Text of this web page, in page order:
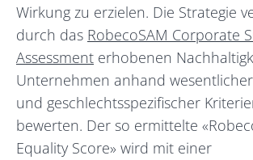
Wirkung zu erzielen. Die Strategie
durch das RobecoSAM Corporate
Assessment erhobenen
Unternehmen anhand
und geschlechtsspezifischer
bewerten. Der so ermittelte
Equality Score» wird mit einer